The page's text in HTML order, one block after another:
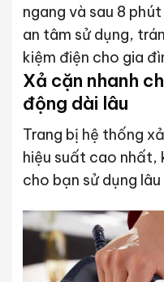
ngang và sau 8
an tâm sử dụng,
kiệm điện cho gia
Xả cặn nhanh
động dài lâu
Trang bị hệ thống
hiệu suất cao nhất,
cho bạn sử dụng lâu